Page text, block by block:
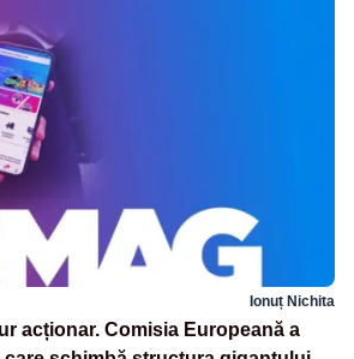
Ionuț Nichita
acționar. Comisia Europeană a